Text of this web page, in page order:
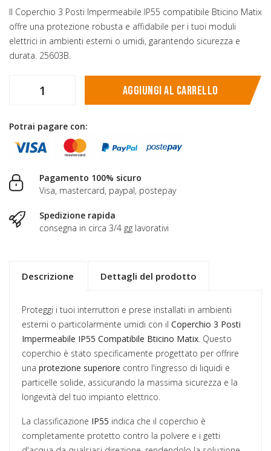
Il Coperchio 3 Posti Impermeabile IP55 compatibile Bticino Matix
offre una protezione robusta e affidabile per i tuoi moduli
elettrici in ambienti esterni o umidi, garantendo sicurezza e
durata. 25603B.
Aggiungi al carrello
Potrai pagare con:
Pagamento 100% sicuro
Visa, mastercard, paypal, postepay
Spedizione rapida
consegna in circa 3/4 gg lavorativi
Descrizione Dettagli del prodotto
Proteggi i tuoi interruttori e prese installati in ambienti
esterni o particolarmente umidi con il Coperchio 3 Posti
Impermeabile IP55 Compatibile Bticino Matix. Questo
coperchio è stato specificamente progettato per offrire
una protezione superiore contro l'ingresso di liquidi e
particelle solide, assicurando la massima sicurezza e la
longevità del tuo impianto elettrico.
La classificazione IP55 indica che il coperchio è
completamente protetto contro la polvere e i getti